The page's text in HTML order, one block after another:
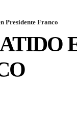
Presidente Franco